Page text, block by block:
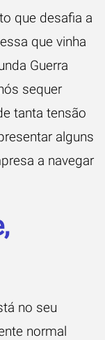
que desafia a
que vinha
Guerra
sequer
tanta tensão
alguns
a navegar
no seu
normal